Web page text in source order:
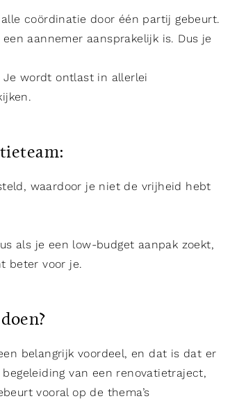
coördinatie door één partij gebeurt.
aannemer aansprakelijk is. Dus je
wordt ontlast in allerlei
waardoor je niet de vrijheid hebt
als je een low-budget aanpak zoekt,
beter voor je.
belangrijk voordeel, en dat is dat er
van een renovatietraject,
vooral op de thema’s